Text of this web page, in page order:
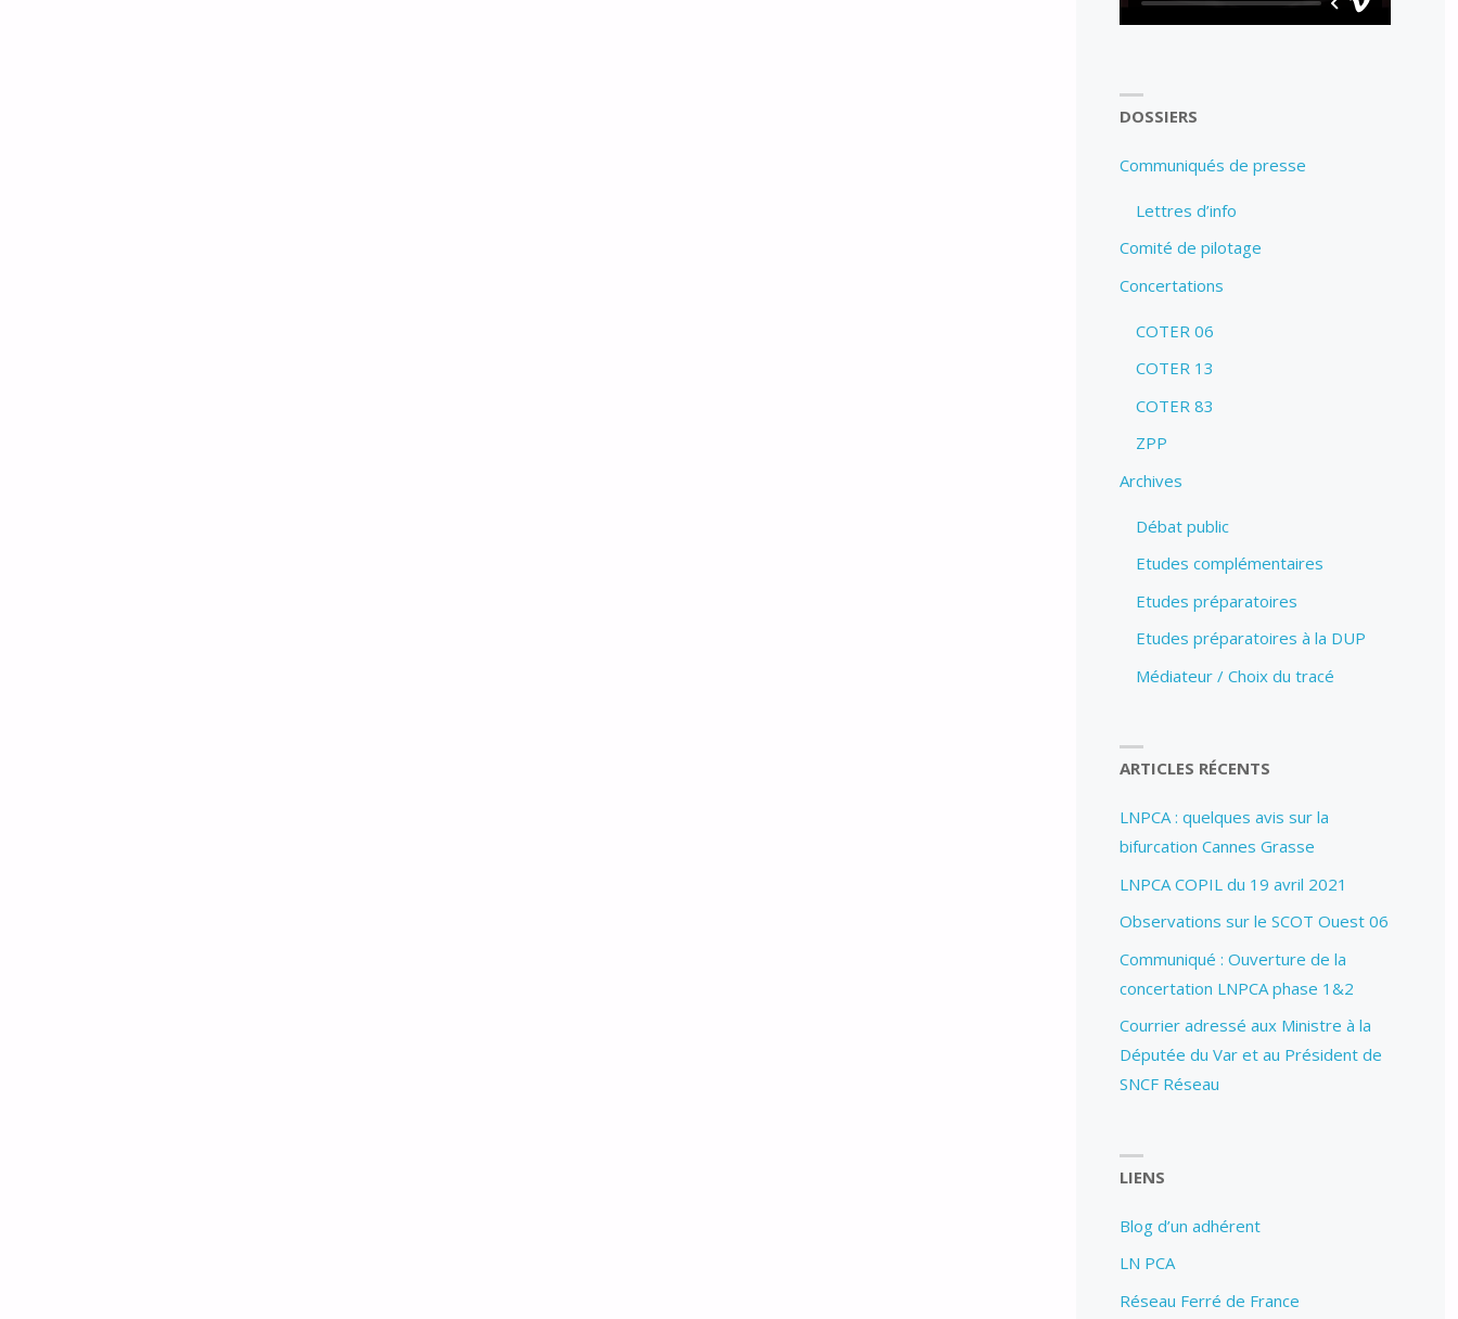
DOSSIERS
Communiqués de presse
Lettres d’info
Comité de pilotage
Concertations
COTER 06
COTER 13
COTER 83
ZPP
Archives
Débat public
Etudes complémentaires
Etudes préparatoires
Etudes préparatoires à la DUP
Médiateur / Choix du tracé
ARTICLES RÉCENTS
LNPCA : quelques avis sur la
bifurcation Cannes Grasse
LNPCA COPIL du 19 avril 2021
Observations sur le SCOT Ouest 06
Communiqué : Ouverture de la
concertation LNPCA phase 1&2
Courrier adressé aux Ministre à la
Députée du Var et au Président de
SNCF Réseau
LIENS
Blog d’un adhérent
LN PCA
Réseau Ferré de France